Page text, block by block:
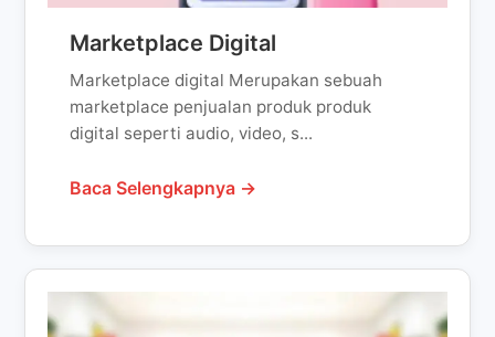
Marketplace Digital
Marketplace digital Merupakan sebuah
marketplace penjualan produk produk
digital seperti audio, video, s...
Baca Selengkapnya →